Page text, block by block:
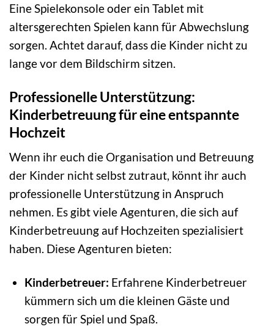
Eine Spielekonsole oder ein Tablet mit
altersgerechten Spielen kann für Abwechslung
sorgen. Achtet darauf, dass die Kinder nicht zu
lange vor dem Bildschirm sitzen.
Professionelle Unterstützung:
Kinderbetreuung für eine entspannte
Hochzeit
Wenn ihr euch die Organisation und Betreuung
der Kinder nicht selbst zutraut, könnt ihr auch
professionelle Unterstützung in Anspruch
nehmen. Es gibt viele Agenturen, die sich auf
Kinderbetreuung auf Hochzeiten spezialisiert
haben. Diese Agenturen bieten:
Kinderbetreuer: Erfahrene Kinderbetreuer
kümmern sich um die kleinen Gäste und
sorgen für Spiel und Spaß.